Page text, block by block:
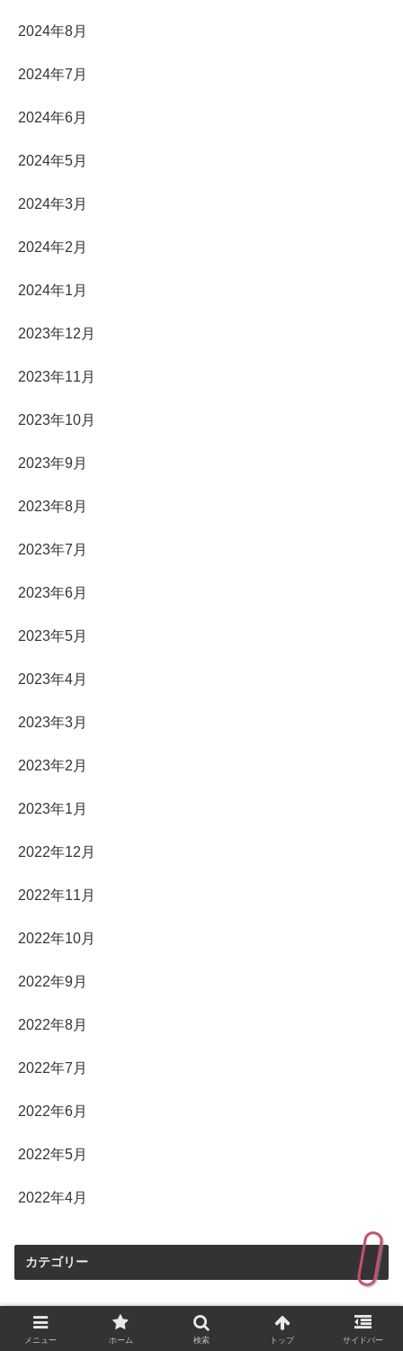
2024年8月
2024年7月
2024年6月
2024年5月
2024年3月
2024年2月
2024年1月
2023年12月
2023年11月
2023年10月
2023年9月
2023年8月
2023年7月
2023年6月
2023年5月
2023年4月
2023年3月
2023年2月
2023年1月
2022年12月
2022年11月
2022年10月
2022年9月
2022年8月
2022年7月
2022年6月
2022年5月
2022年4月
カテゴリー
その他の日常、非日常
メニュー ホーム 検索 トップ サイドバー